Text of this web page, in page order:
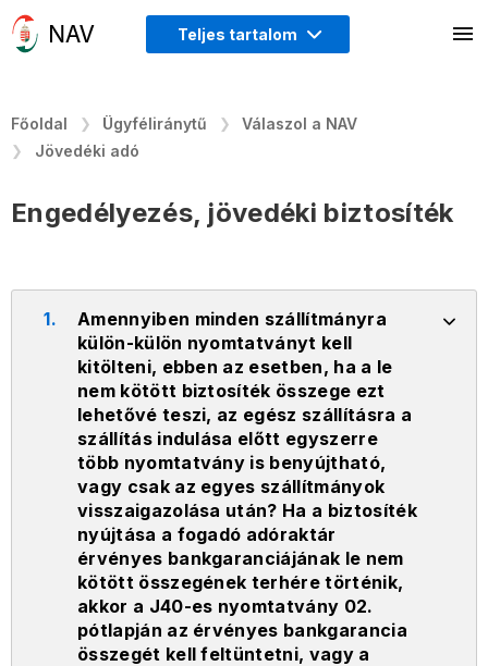
Teljes tartalom
Főoldal Ügyféliránytű
Válaszol a NAV
Jövedéki adó
Engedélyezés, jövedéki biztosíték
1.
Amennyiben minden szállítmányra
külön-külön nyomtatványt kell
kitölteni, ebben az esetben, ha a le
nem kötött biztosíték összege ezt
lehetővé teszi, az egész szállításra a
szállítás indulása előtt egyszerre
több nyomtatvány is benyújtható,
vagy csak az egyes szállítmányok
visszaigazolása után? Ha a biztosíték
nyújtása a fogadó adóraktár
érvényes bankgaranciájának le nem
kötött összegének terhére történik,
akkor a J40-es nyomtatvány 02.
pótlapján az érvényes bankgarancia
összegét kell feltüntetni, vagy a